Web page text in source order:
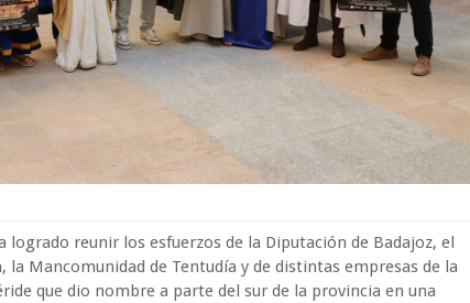
logrado reunir los esfuerzos de la Diputación de Badajoz, el
la Mancomunidad de Tentudía y de distintas empresas de la
que dio nombre a parte del sur de la provincia en una